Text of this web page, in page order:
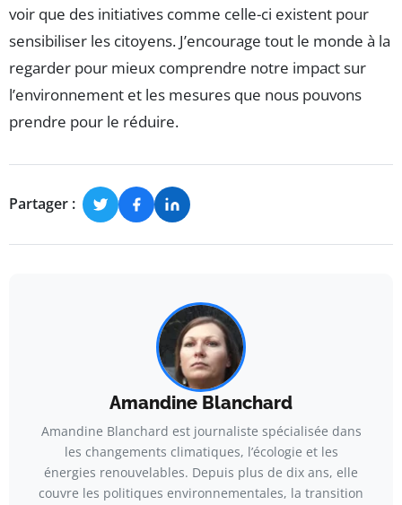
voir que des initiatives comme celle-ci existent pour
sensibiliser les citoyens. J’encourage tout le monde à la
regarder pour mieux comprendre notre impact sur
l’environnement et les mesures que nous pouvons
prendre pour le réduire.
Partager :
Amandine Blanchard
Amandine Blanchard est journaliste spécialisée dans
les changements climatiques, l’écologie et les
énergies renouvelables. Depuis plus de dix ans, elle
couvre les politiques environnementales, la transition